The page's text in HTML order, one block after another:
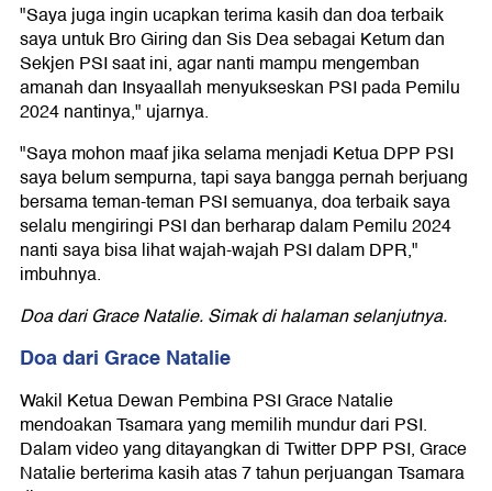
"Saya juga ingin ucapkan terima kasih dan doa terbaik
saya untuk Bro Giring dan Sis Dea sebagai Ketum dan
Sekjen PSI saat ini, agar nanti mampu mengemban
amanah dan Insyaallah menyukseskan PSI pada Pemilu
2024 nantinya," ujarnya.
"Saya mohon maaf jika selama menjadi Ketua DPP PSI
saya belum sempurna, tapi saya bangga pernah berjuang
bersama teman-teman PSI semuanya, doa terbaik saya
selalu mengiringi PSI dan berharap dalam Pemilu 2024
nanti saya bisa lihat wajah-wajah PSI dalam DPR,"
imbuhnya.
Doa dari Grace Natalie. Simak di halaman selanjutnya.
Doa dari Grace Natalie
Wakil Ketua Dewan Pembina PSI Grace Natalie
mendoakan Tsamara yang memilih mundur dari PSI.
Dalam video yang ditayangkan di Twitter DPP PSI, Grace
Natalie berterima kasih atas 7 tahun perjuangan Tsamara